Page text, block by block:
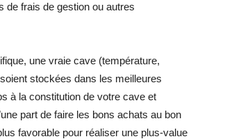
de frais de gestion ou autres
une vraie cave (température,
stockées dans les meilleures
à la constitution de votre cave et
part de faire les bons achats au bon
favorable pour réaliser une plus-value